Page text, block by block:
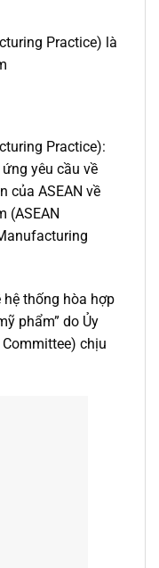
Practice) là
Practice):
yêu cầu về
của ASEAN về
(ASEAN
thống hòa hợp
phẩm” do Ủy
chịu